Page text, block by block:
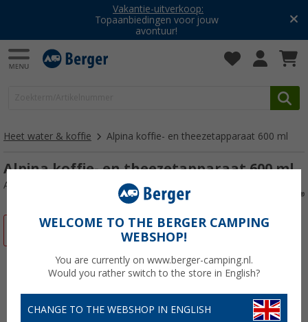
Vakantie-uitverkoop:
Topaanbiedingen voor jouw
avontuur!
Heet water & koffie Alpina koffie- en theezetapparaat 600 ml
Alpina koffie- en theezetapparaat 600 ml
Artikelnr: 859176
-28%
WELCOME TO THE BERGER CAMPING
WEBSHOP!
You are currently on www.berger-camping.nl.
Would you rather switch to the store in English?
CHANGE TO THE WEBSHOP IN ENGLISH